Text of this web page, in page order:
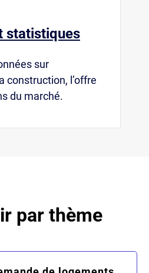
statistiques
sur
construction, l’offre
du marché.
par thème